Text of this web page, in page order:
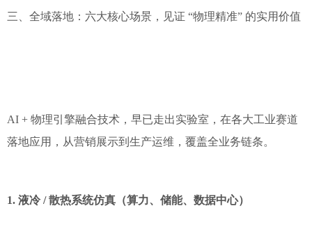
三、全域落地：六大核心场景，见证 “物理精准” 的实用价值
AI + 物理引擎融合技术，早已走出实验室，在各大工业赛道
落地应用，从营销展示到生产运维，覆盖全业务链条。
1. 液冷 / 散热系统仿真（算力、储能、数据中心）